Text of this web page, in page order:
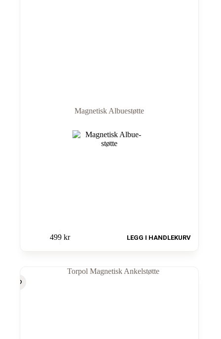
Magnetisk Albue­støtte
499 kr LEGG I HANDLEKURV